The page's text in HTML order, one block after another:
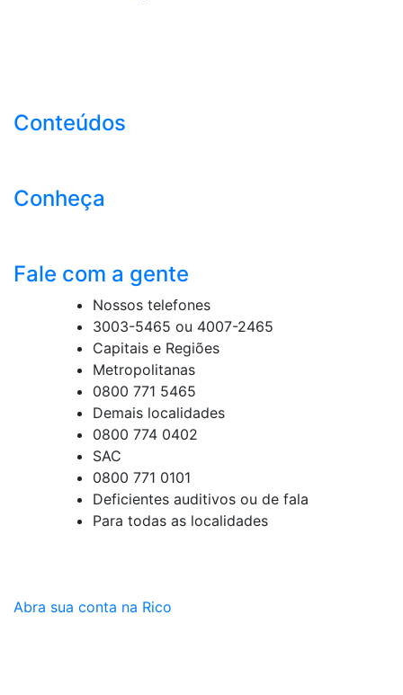
Conteúdos
Conheça
Fale com a gente
Nossos telefones
3003-5465 ou 4007-2465
Capitais e Regiões
Metropolitanas
0800 771 5465
Demais localidades
0800 774 0402
SAC
0800 771 0101
Deficientes auditivos ou de fala
Para todas as localidades
Abra sua conta na Rico